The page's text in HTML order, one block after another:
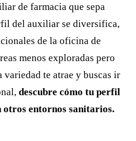
de farmacia que sepa
del auxiliar se diversifica,
de la oficina de
menos exploradas pero
te atrae y buscas ir
descubre cómo tu perfil
otros entornos sanitarios.